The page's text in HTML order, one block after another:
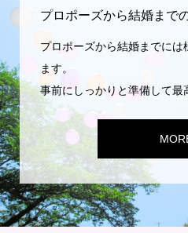
プロポーズから結婚まで
プロポーズから結婚までには
ます。
事前にしっかりと準備して最